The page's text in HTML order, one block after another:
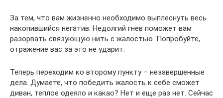
За тем, что вам жизненно необходимо выплеснуть весь
накопившийся негатив. Недолгий гнев поможет вам
разорвать связующую нить с жалостью. Попробуйте,
отражение вас за это не ударит.
Теперь переходим ко второму пункту – незавершенные
дела. Думаете, что победить жалость к себе сможет
диван, теплое одеяло и какао? Нет и еще раз нет. Сейчас